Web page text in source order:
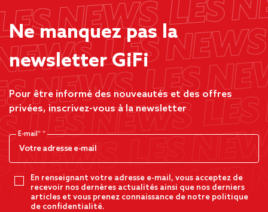
Ne manquez pas la
newsletter GiFi
Pour être informé des nouveautés et des offres
privées, inscrivez-vous à la newsletter
E-mail*
En renseignant votre adresse e-mail, vous acceptez de
recevoir nos dernères actualités ainsi que nos derniers
articles et vous prenez connaissance de notre politique
de confidentialité.